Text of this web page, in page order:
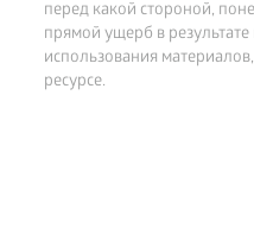
перед какой стороной,
прямой ущерб в
использования
ресурсе.